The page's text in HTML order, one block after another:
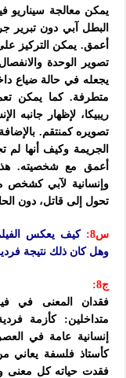
البطل آبي دون تبرير
أعمق. يمكن التركيز
تصوير الوحدة
يجعله في حالة ضياع
متطرفة. كما يمكن
ريبيكا، لإظهار جانبه
تصويره كمنتقم.
الجريمة وكيف أنها
أعمق مع شخصيته.
وإنسانية لآبي
تحول إلى قاتل، دون
س8:
كيف يعكس
وهل كان ذلك نتيجة
ج8:
متداخلين: كأزمة
إنسانية عامة في
كأستاذ فلسفة يعاني
فقدت حياته كل معنى